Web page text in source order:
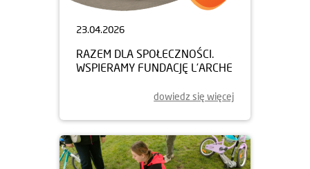
23.04.2026
RAZEM DLA SPOŁECZNOŚCI.
WSPIERAMY FUNDACJĘ L’ARCHE
dowiedz się więcej